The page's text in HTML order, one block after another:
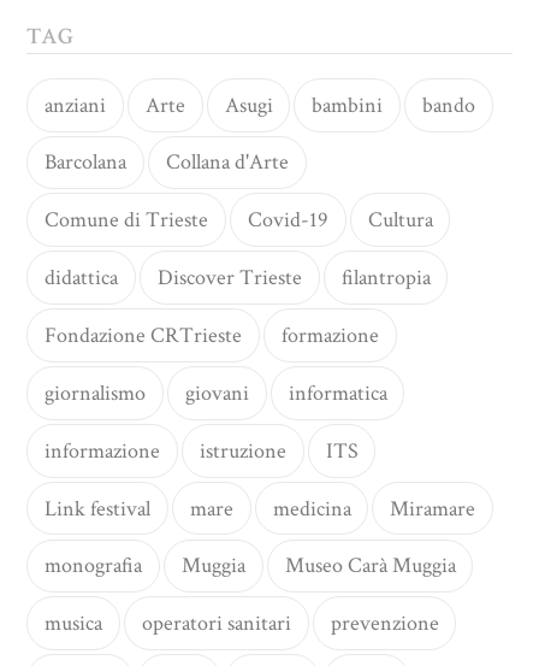
TAG
anziani Arte Asugi bambini bando
Barcolana Collana d'Arte
Comune di Trieste Covid-19 Cultura
didattica Discover Trieste filantropia
Fondazione CRTrieste formazione
giornalismo giovani informatica
informazione istruzione ITS
Link festival mare medicina Miramare
monografia Muggia Museo Carà Muggia
musica operatori sanitari prevenzione